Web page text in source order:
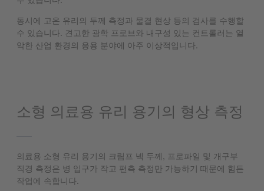
동시에 고온 유리의 두께 측정과 물결 현상 등의 검사를 수행할
수 있습니다. 견고한 광학 프로브와 내구성 있는 컨트롤러는 열
악한 산업 환경의 응용 분야에 아주 이상적입니다.
소형 의료용 유리 용기의 형상 측정
의료용 소형 유리 용기의 크림프 넥 두께, 프로파일 및 개구부
직경 측정은 병 입구가 작고 편측 측정만 가능하기 때문에 힘든
작업에 속합니다.